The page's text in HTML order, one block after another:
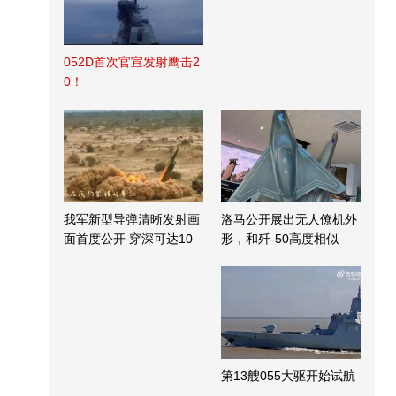
052D首次官宣发射鹰击2
0！
我军新型导弹清晰发射画
面首度公开 穿深可达10
洛马公开展出无人僚机外
形，和歼-50高度相似
第13艘055大驱开始试航